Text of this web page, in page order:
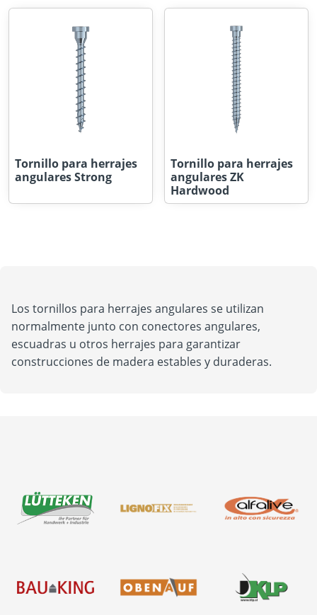
Tornillo para herrajes
angulares Strong
Tornillo para herrajes
angulares ZK
Hardwood
Los tornillos para herrajes angulares se utilizan
normalmente junto con conectores angulares,
escuadras u otros herrajes para garantizar
construcciones de madera estables y duraderas.